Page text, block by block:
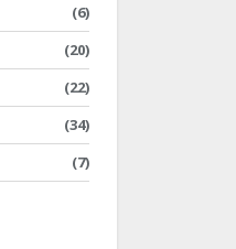
(6)
(20)
(22)
(34)
(7)